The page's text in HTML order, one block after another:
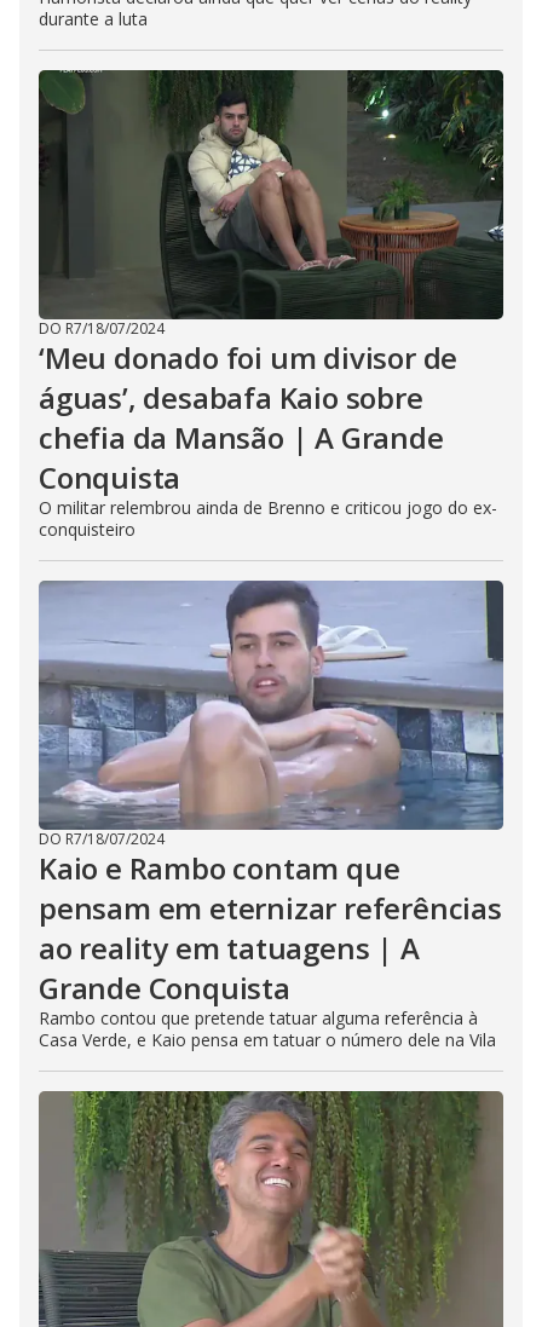
durante a luta
DO R7/18/07/2024
‘Meu donado foi um divisor de
águas’, desabafa Kaio sobre
chefia da Mansão | A Grande
Conquista
O militar relembrou ainda de Brenno e criticou jogo do ex-
conquisteiro
DO R7/18/07/2024
Kaio e Rambo contam que
pensam em eternizar referências
ao reality em tatuagens | A
Grande Conquista
Rambo contou que pretende tatuar alguma referência à
Casa Verde, e Kaio pensa em tatuar o número dele na Vila